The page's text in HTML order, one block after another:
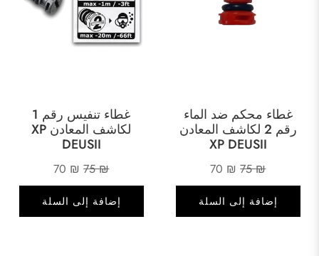
غطاء تنفيس رقم 1
لكاشف المعادن XP
DEUSII
75₪
السعر
الأصلي
هو:
70 ₪
السعر
الحالي
هو:
إضافة إلى السلة
غطاء محكم ضد الماء
رقم 2 لكاشف المعادن
XP DEUSII
75₪
السعر
الأصلي
هو:
70 ₪
السعر
الحالي
هو:
إضافة إلى السلة